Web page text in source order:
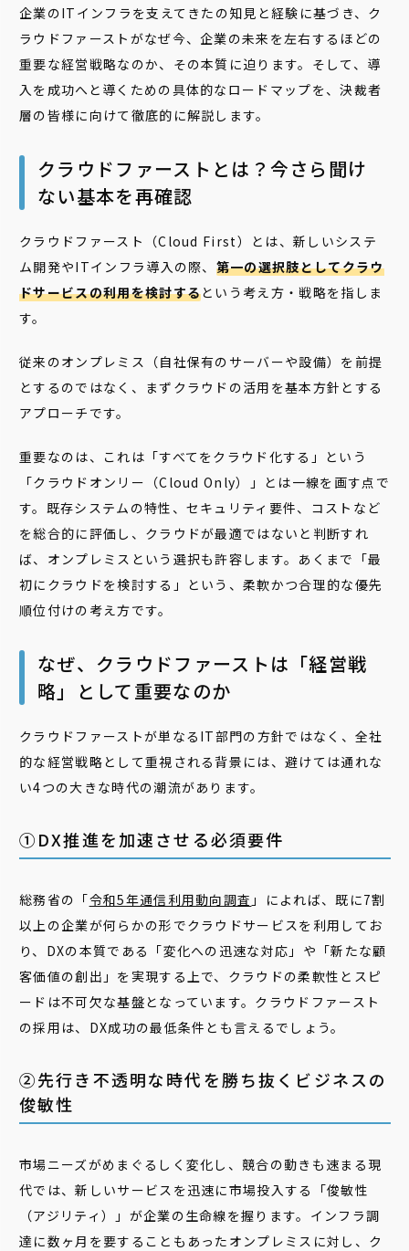
企業のITインフラを支えてきたの知見と経験に基づき、ク
ラウドファーストがなぜ今、企業の未来を左右するほどの
重要な経営戦略なのか、その本質に迫ります。そして、導
入を成功へと導くための具体的なロードマップを、決裁者
層の皆様に向けて徹底的に解説します。
クラウドファーストとは？今さら聞け
ない基本を再確認
クラウドファースト（Cloud First）とは、新しいシステ
ム開発やITインフラ導入の際、 第一の選択肢としてクラウ
ドサービスの利用を検討するという考え方・戦略を指しま
す。
従来のオンプレミス（自社保有のサーバーや設備）を前提
とするのではなく、まずクラウドの活用を基本方針とする
アプローチです。
重要なのは、これは「すべてをクラウド化する」という
「クラウドオンリー（Cloud Only）」とは一線を画す点で
す。既存システムの特性、セキュリティ要件、コストなど
を総合的に評価し、クラウドが最適ではないと判断すれ
ば、オンプレミスという選択も許容します。あくまで「最
初にクラウドを検討する」という、柔軟かつ合理的な優先
順位付けの考え方です。
なぜ、クラウドファーストは「経営戦
略」として重要なのか
クラウドファーストが単なるIT部門の方針ではなく、全社
的な経営戦略として重視される背景には、避けては通れな
い4つの大きな時代の潮流があります。
①DX推進を加速させる必須要件
総務省の「令和5年通信利用動向調査 」によれば、既に7割
以上の企業が何らかの形でクラウドサービスを利用してお
り、DXの本質である「変化への迅速な対応」や「新たな顧
客価値の創出」を実現する上で、クラウドの柔軟性とスピ
ードは不可欠な基盤となっています。クラウドファースト
の採用は、DX成功の最低条件とも言えるでしょう。
②先行き不透明な時代を勝ち抜くビジネスの
俊敏性
市場ニーズがめまぐるしく変化し、競合の動きも速まる現
代では、新しいサービスを迅速に市場投入する「俊敏性
（アジリティ）」が企業の生命線を握ります。インフラ調
達に数ヶ月を要することもあったオンプレミスに対し、ク